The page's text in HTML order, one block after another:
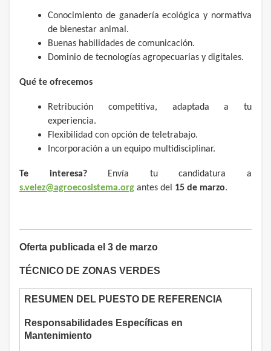
Conocimiento de ganadería ecológica y normativa
de bienestar animal.
Buenas habilidades de comunicación.
Dominio de tecnologías agropecuarias y digitales.
Qué te ofrecemos
Retribución competitiva, adaptada a tu
experiencia.
Flexibilidad con opción de teletrabajo.
Incorporación a un equipo multidisciplinar.
Te interesa?Envía tu candidatura a
s.velez@agroecosistema.org antes del 15 de marzo.
Oferta publicada el 3 de marzo
TÉCNICO DE ZONAS VERDES
RESUMEN DEL PUESTO DE REFERENCIA
Responsabilidades Específicas en
Mantenimiento